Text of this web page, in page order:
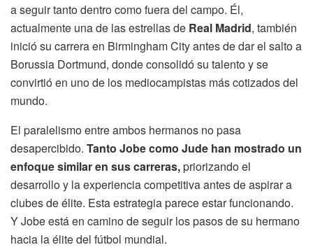
a seguir tanto dentro como fuera del campo. Él,
actualmente una de las estrellas de Real Madrid, también
inició su carrera en Birmingham City antes de dar el salto a
Borussia Dortmund, donde consolidó su talento y se
convirtió en uno de los mediocampistas más cotizados del
mundo.
El paralelismo entre ambos hermanos no pasa
desapercibido. Tanto Jobe como Jude han mostrado un
enfoque similar en sus carreras,priorizando el
desarrollo y la experiencia competitiva antes de aspirar a
clubes de élite. Esta estrategia parece estar funcionando.
Y Jobe está en camino de seguir los pasos de su hermano
hacia la élite del fútbol mundial.